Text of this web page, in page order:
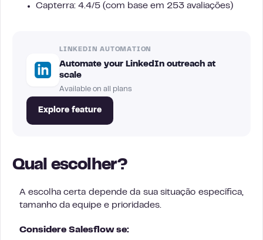
Capterra: 4.4/5 (com base em 253 avaliações)
LINKEDIN AUTOMATION
Automate your LinkedIn outreach at
scale
Available on all plans
Explore feature
Qual escolher?
A escolha certa depende da sua situação específica,
tamanho da equipe e prioridades.
Considere Salesflow se: